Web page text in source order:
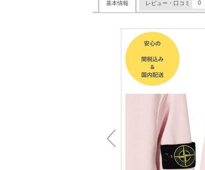
基本情報 レビュー・口コミ 0